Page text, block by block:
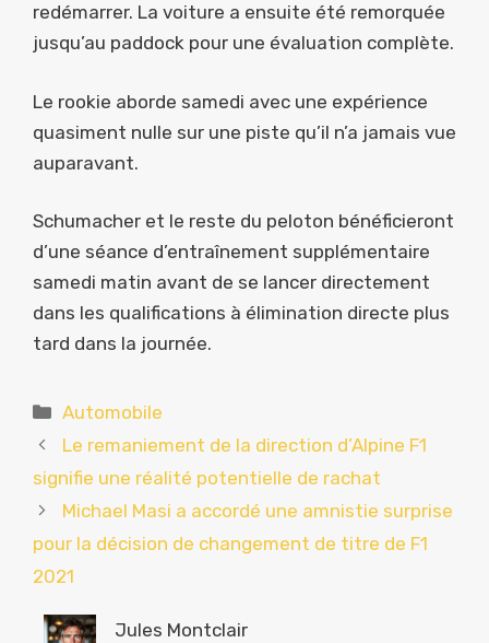
redémarrer. La voiture a ensuite été remorquée
jusqu’au paddock pour une évaluation complète.
Le rookie aborde samedi avec une expérience
quasiment nulle sur une piste qu’il n’a jamais vue
auparavant.
Schumacher et le reste du peloton bénéficieront
d’une séance d’entraînement supplémentaire
samedi matin avant de se lancer directement
dans les qualifications à élimination directe plus
tard dans la journée.
Catégories
Automobile
Le remaniement de la direction d’Alpine F1
signifie une réalité potentielle de rachat
Michael Masi a accordé une amnistie surprise
pour la décision de changement de titre de F1
2021
Jules Montclair